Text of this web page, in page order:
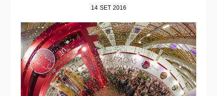
14 SET 2016